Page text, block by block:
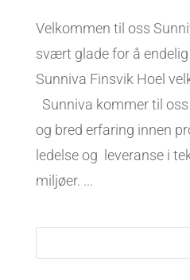
Velkommen til oss
svært glade for å
Sunniva Finsvik Hoel
Sunniva kommer til
og bred erfaring innen
ledelse og leveranse i
miljøer. ...